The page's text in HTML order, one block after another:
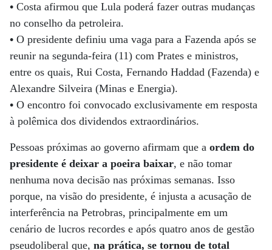
• Costa afirmou que Lula poderá fazer outras mudanças
no conselho da petroleira.
• O presidente definiu uma vaga para a Fazenda após se
reunir na segunda-feira (11) com Prates e ministros,
entre os quais, Rui Costa, Fernando Haddad (Fazenda) e
Alexandre Silveira (Minas e Energia).
• O encontro foi convocado exclusivamente em resposta
à polêmica dos dividendos extraordinários.
Pessoas próximas ao governo afirmam que a ordem do
presidente é deixar a poeira baixar, e não tomar
nenhuma nova decisão nas próximas semanas. Isso
porque, na visão do presidente, é injusta a acusação de
interferência na Petrobras, principalmente em um
cenário de lucros recordes e após quatro anos de gestão
pseudoliberal que, na prática, se tornou de total